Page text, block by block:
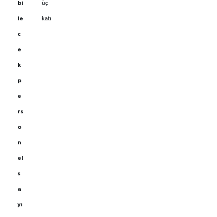
bi
le
c
e
k
p
e
rs
o
n
el
s
a
yı
üç
katı